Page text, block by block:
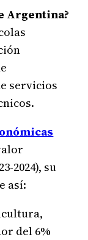
Argentina?
servicios
2024), su
así:
del 6%